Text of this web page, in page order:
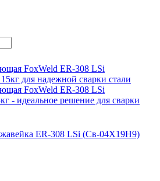
ER-308 LSi (Св-04Х19Н9)